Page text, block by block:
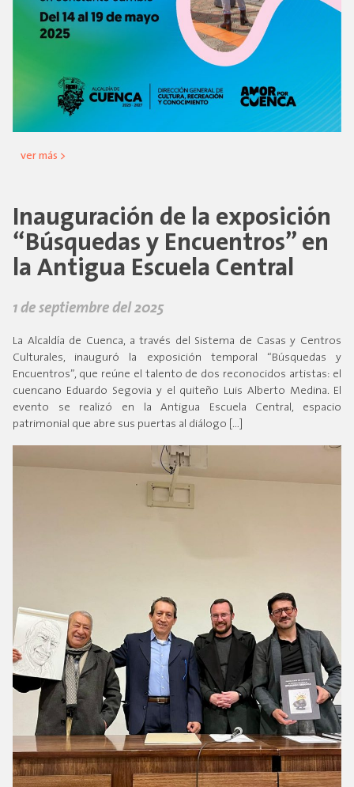
ver más >
Inauguración de la exposición
“Búsquedas y Encuentros” en
la Antigua Escuela Central
1 de septiembre del 2025
La Alcaldía de Cuenca, a través del Sistema de Casas y Centros
Culturales, inauguró la exposición temporal “Búsquedas y
Encuentros”, que reúne el talento de dos reconocidos artistas: el
cuencano Eduardo Segovia y el quiteño Luis Alberto Medina. El
evento se realizó en la Antigua Escuela Central, espacio
patrimonial que abre sus puertas al diálogo […]